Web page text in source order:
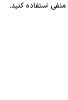
منفی استفاده کنید.